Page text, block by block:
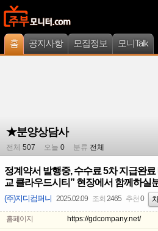
홈 공지사항 모집정보 모니Talk
★분양상담사
전체 507 오늘 0 분류 전체
정계약서 발행중, 수수료 5차 지급완
교 클라우드시티” 현장에서 함께하실
(주)지디컴퍼니 2025.02.09 조회 2465 추천 0
홈페이지
https://gdcompany.net/